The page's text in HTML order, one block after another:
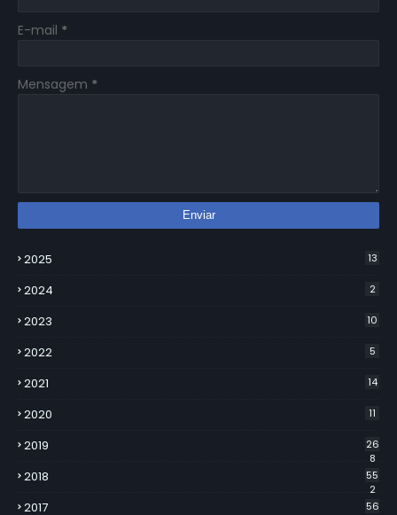
E-mail *
Mensagem *
2025 13
2024 2
2023 10
2022 5
2021 14
2020 11
2019
26
8
2018
55
2
2017
56